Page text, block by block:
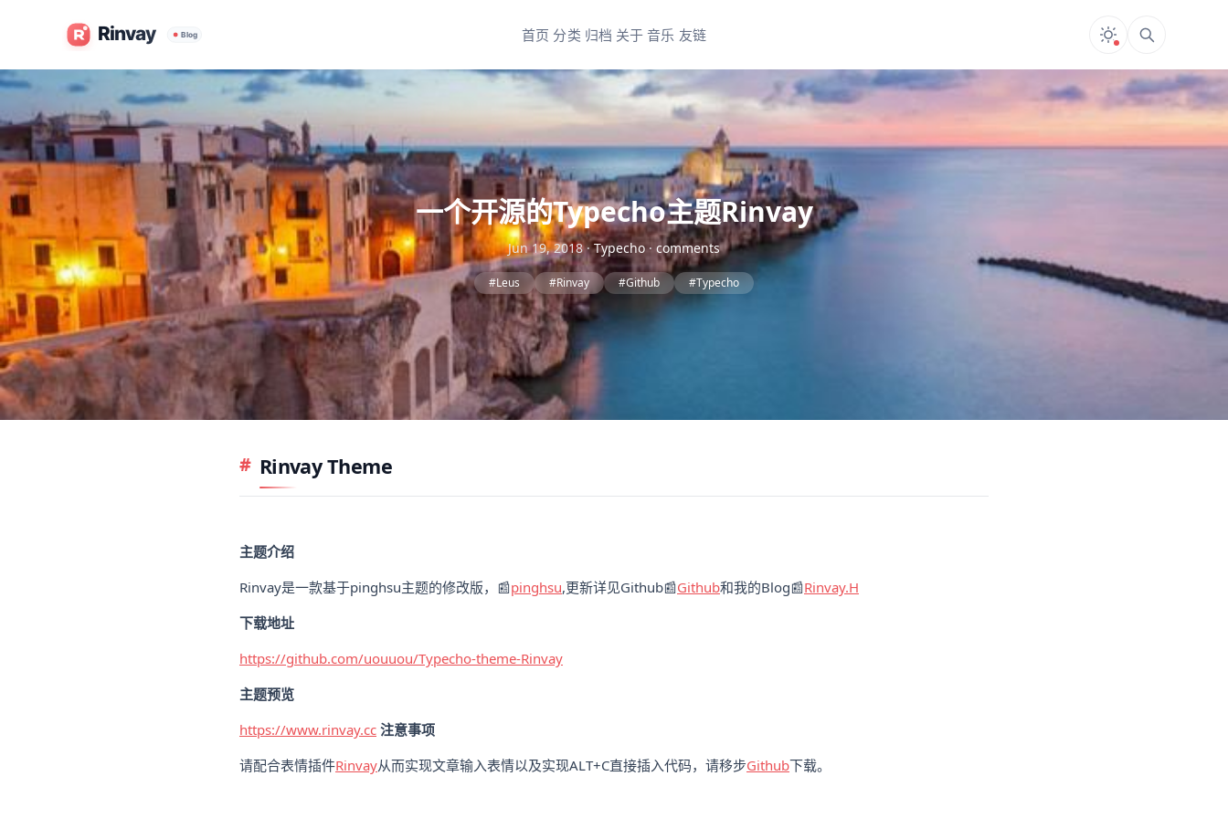
首页 分类 归档 关于 音乐 友链
一个开源的Typecho主题Rinvay
Jun 19, 2018·Typecho· comments
#Leus #Rinvay #Github #Typecho
Rinvay Theme
主题介绍
Rinvay是一款基于pinghsu主题的修改版，📰pinghsu,更新详见Github📰Github和我的Blog📰Rinvay.H
下载地址
https://github.com/uouuou/Typecho-theme-Rinvay
主题预览
https://www.rinvay.cc 注意事项
请配合表情插件Rinvay从而实现文章输入表情以及实现ALT+C直接插入代码，请移步Github下载。